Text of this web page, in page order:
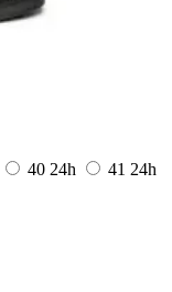
40 24h 41 24h